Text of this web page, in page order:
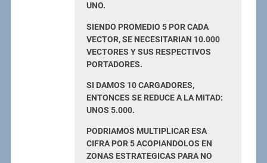
UNO.
SIENDO PROMEDIO 5 POR CADA
VECTOR, SE NECESITARIAN 10.000
VECTORES Y SUS RESPECTIVOS
PORTADORES.
SI DAMOS 10 CARGADORES,
ENTONCES SE REDUCE A LA MITAD:
UNOS 5.000.
PODRIAMOS MULTIPLICAR ESA
CIFRA POR 5 ACOPIANDOLOS EN
ZONAS ESTRATEGICAS PARA NO